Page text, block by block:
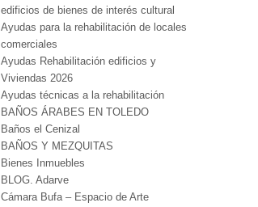
edificios de bienes de interés cultural
Ayudas para la rehabilitación de locales
comerciales
Ayudas Rehabilitación edificios y
Viviendas 2026
Ayudas técnicas a la rehabilitación
BAÑOS ÁRABES EN TOLEDO
Baños el Cenizal
BAÑOS Y MEZQUITAS
Bienes Inmuebles
BLOG. Adarve
Cámara Bufa – Espacio de Arte